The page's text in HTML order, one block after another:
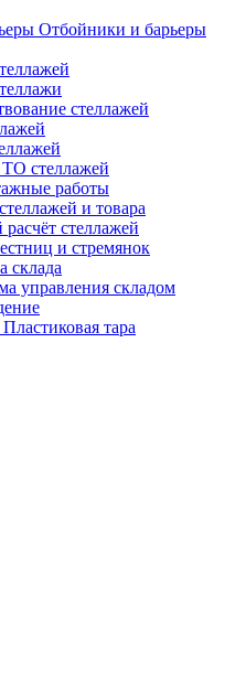
Отбойники и барьеры
стеллажей
стеллажей
работы
и товара
стеллажей
и стремянок
склада
управления складом
Пластиковая тара